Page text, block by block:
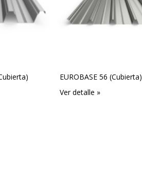
EUROBASE 56 (Cubierta)
Ver detalle »